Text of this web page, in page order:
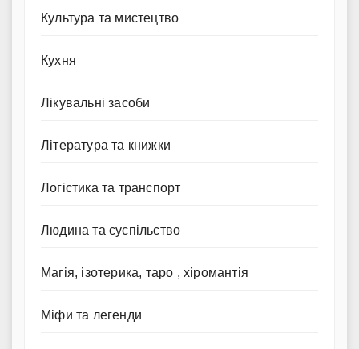
Культура та мистецтво
Кухня
Лікувальні засоби
Література та книжки
Логістика та транспорт
Людина та суспільство
Магія, ізотерика, таро , хіромантія
Міфи та легенди